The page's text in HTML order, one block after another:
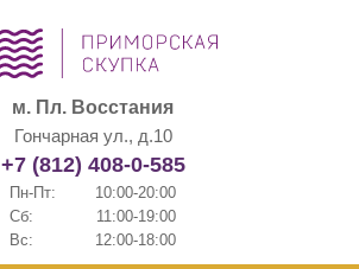
м. Пл. Восстания
Гончарная ул., д.10
+7 (812) 408-0-585
Пн-Пт:
10:00-20:00
Сб:
11:00-19:00
Вс:
12:00-18:00